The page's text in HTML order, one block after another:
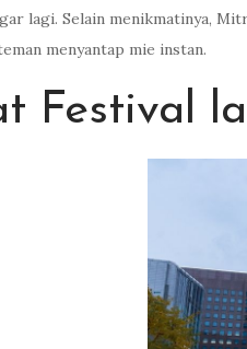
lagi. Selain menikmatinya,
menyantap mie instan.
Festival